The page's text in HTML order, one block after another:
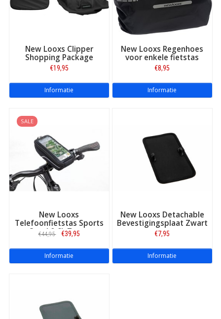
New Looxs Clipper
Shopping Package
€19,95
Informatie
New Looxs Regenhoes
voor enkele fietstas
€8,95
Informatie
SALE
New Looxs
Telefoonfietstas Sports
Quad 0,6L Zwart
€44,95 €39,95
Informatie
New Looxs Detachable
Bevestigingsplaat Zwart
€7,95
Informatie